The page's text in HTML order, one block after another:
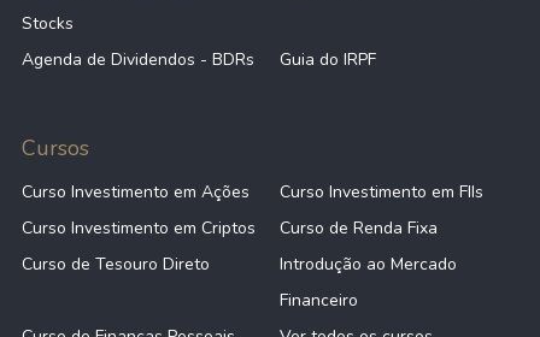
Stocks
Agenda de Dividendos - BDRs Guia do IRPF
Cursos
Curso Investimento em Ações
Curso Investimento em FIIs
Curso Investimento em Criptos
Curso de Renda Fixa
Curso de Tesouro Direto
Introdução ao Mercado
Financeiro